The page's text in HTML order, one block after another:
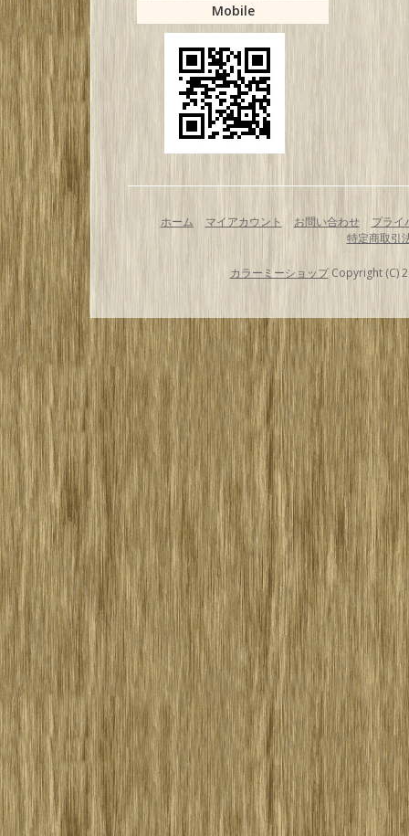
Mobile
ホーム マイアカウント お問い合わせ
プライ
特定商取引
カラーミーショップCopyright (C)